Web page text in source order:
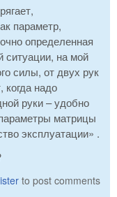
параметр,
определенная
ситуации, на мой
силы, от двух рук
когда надо
руки – удобно
матрицы
эксплуатации» .
to post comments